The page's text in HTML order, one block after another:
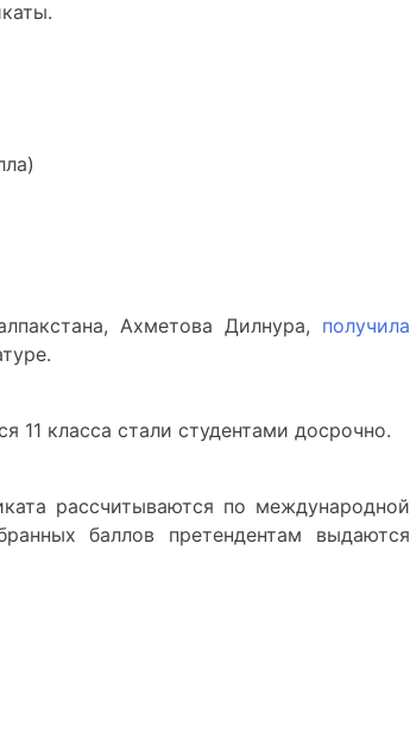
Ахметова Дилнура, получила
11 класса стали студентами досрочно.
рассчитываются по международной
баллов претендентам выдаются